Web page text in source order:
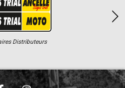
Distributeurs